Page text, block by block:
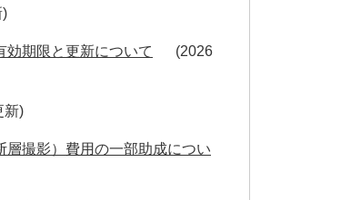
効期限と更新について
2026
新
層撮影）費用の一部助成につい